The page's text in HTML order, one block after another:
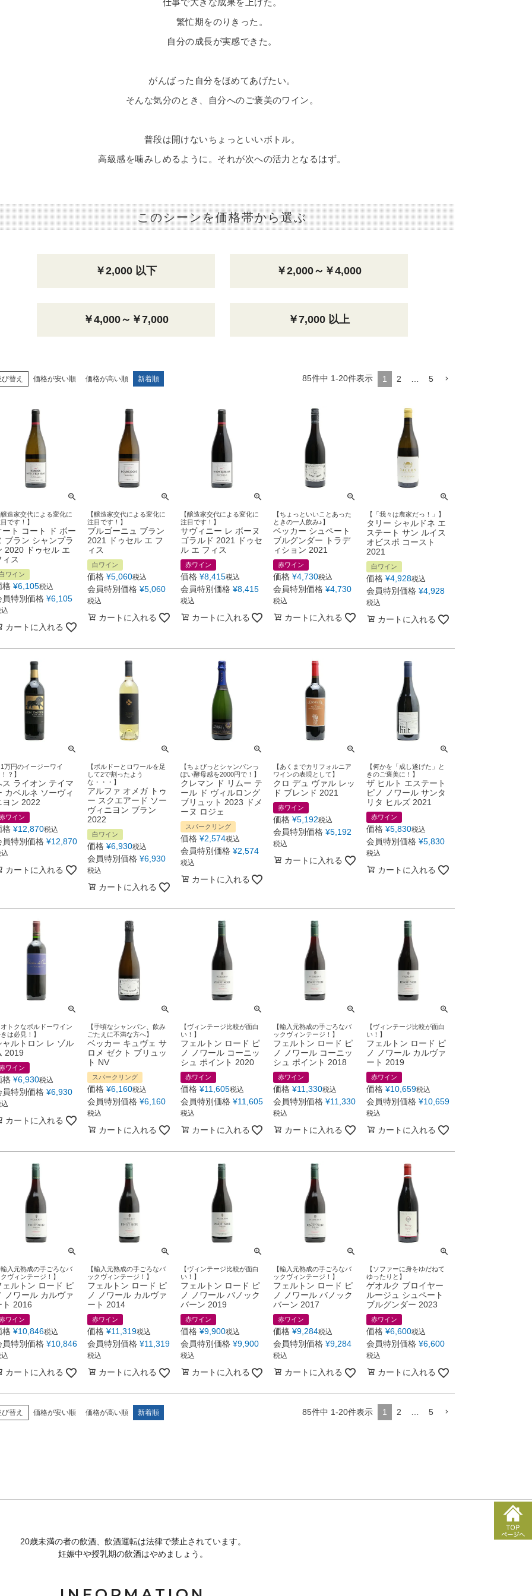
繁忙期をのりきった。
自分の成長が実感できた。
がんばった自分をほめてあげたい。
そんな気分のとき、自分へのご褒美のワイン。
普段は開けないちょっといいボトル。
高級感を噛みしめるように。それが次への活力となるはず。
このシーンを価格帯から選ぶ
￥2,000 以下 ￥2,000～￥4,000
￥4,000～￥7,000 ￥7,000 以上
替え 価格が安い順 価格が高い順 新着順 85件中 1-20件表示 1 2 5
造家交代による変化に
です！】
ート コート ド ボー
ブラン シャンプラ
2020 ドゥセル エ
ィス
ワイン
格 ¥6,105税込
員特別価格 ¥6,105
カートに入れる
【醸造家交代による変化に
注目です！】
ブルゴーニュ ブラン
2021 ドゥセル エ フ
ィス
白ワイン
価格 ¥5,060税込
会員特別価格 ¥5,060
税込
カートに入れる
【醸造家交代による変化に
注目です！】
サヴィニー レ ボーヌ
ゴラルド 2021 ドゥセ
ル エ フィス
赤ワイン
価格 ¥8,415税込
会員特別価格 ¥8,415
税込
カートに入れる
【ちょっといいことあった
ときの一人飲み♪】
ベッカー シュペート
ブルグンダー トラデ
ィション 2021
赤ワイン
価格 ¥4,730税込
会員特別価格 ¥4,730
税込
カートに入れる
【「我々は農家だっ！」】
タリー シャルドネ エ
ステート サン ルイス
オビスポ コースト
2021
白ワイン
価格 ¥4,928税込
会員特別価格 ¥4,928
税込
カートに入れる
万円のイージーワイ
？】
ス ライオン テイマ
カベルネ ソーヴィ
ヨン 2022
ワイン
格 ¥12,870税込
員特別価格 ¥12,870
カートに入れる
【ボルドーとロワールを足
して2で割ったよう
な・・・】
アルファ オメガ トゥ
ー スクエアード ソー
ヴィニヨン ブラン
2022
白ワイン
価格 ¥6,930税込
会員特別価格 ¥6,930
税込
カートに入れる
【ちょびっとシャンパンっ
ぽい酵母感を2000円で！】
クレマン ド リムー テ
ール ド ヴィルロング
ブリュット 2023 ドメ
ーヌ ロジェ
スパークリング
価格 ¥2,574税込
会員特別価格 ¥2,574
税込
カートに入れる
【あくまでカリフォルニア
ワインの表現として】
クロ デュ ヴァル レッ
ド ブレンド 2021
赤ワイン
価格 ¥5,192税込
会員特別価格 ¥5,192
税込
カートに入れる
【何かを「成し遂げた」と
きのご褒美に！】
ザ ヒルト エステート
ピノ ノワール サンタ
リタ ヒルズ 2021
赤ワイン
価格 ¥5,830税込
会員特別価格 ¥5,830
税込
カートに入れる
トクなボルドーワイン
は必見！】
ャルトロン レ ゾル
2019
ワイン
格 ¥6,930税込
員特別価格 ¥6,930
カートに入れる
【手頃なシャンパン、飲み
ごたえに不満な方へ】
ベッカー キュヴェ サ
ロメ ゼクト ブリュッ
ト NV
スパークリング
価格 ¥6,160税込
会員特別価格 ¥6,160
税込
カートに入れる
【ヴィンテージ比較が面白
い！】
フェルトン ロード ピ
ノ ノワール コーニッ
シュ ポイント 2020
赤ワイン
価格 ¥11,605税込
会員特別価格 ¥11,605
税込
カートに入れる
【輸入元熟成の手ごろなバ
ックヴィンテージ！】
フェルトン ロード ピ
ノ ノワール コーニッ
シュ ポイント 2018
赤ワイン
価格 ¥11,330税込
会員特別価格 ¥11,330
税込
カートに入れる
【ヴィンテージ比較が面白
い！】
フェルトン ロード ピ
ノ ノワール カルヴァ
ート 2019
赤ワイン
価格 ¥10,659税込
会員特別価格 ¥10,659
税込
カートに入れる
入元熟成の手ごろなバ
ヴィンテージ！】
ェルトン ロード ピ
ノワール カルヴァ
ト 2016
ワイン
格 ¥10,846税込
員特別価格 ¥10,846
カートに入れる
【輸入元熟成の手ごろなバ
ックヴィンテージ！】
フェルトン ロード ピ
ノ ノワール カルヴァ
ート 2014
赤ワイン
価格 ¥11,319税込
会員特別価格 ¥11,319
税込
カートに入れる
【ヴィンテージ比較が面白
い！】
フェルトン ロード ピ
ノ ノワール バノック
バーン 2019
赤ワイン
価格 ¥9,900税込
会員特別価格 ¥9,900
税込
カートに入れる
【輸入元熟成の手ごろなバ
ックヴィンテージ！】
フェルトン ロード ピ
ノ ノワール バノック
バーン 2017
赤ワイン
価格 ¥9,284税込
会員特別価格 ¥9,284
税込
カートに入れる
【ソファーに身をゆだねて
ゆったりと】
ゲオルク ブロイヤー
ルージュ シュペート
ブルグンダー 2023
赤ワイン
価格 ¥6,600税込
会員特別価格 ¥6,600
税込
カートに入れる
替え 価格が安い順 価格が高い順 新着順 85件中 1-20件表示 1 2 … 5
20歳未満の者の飲酒、飲酒運転は法律で禁止されています。
妊娠中や授乳期の飲酒はやめましょう。